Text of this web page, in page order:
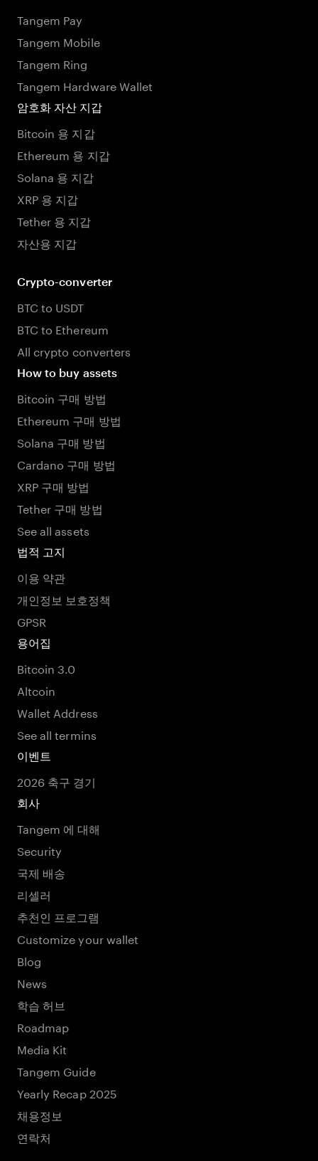
Tangem Pay
Tangem Mobile
Tangem Ring
Tangem Hardware Wallet
암호화 자산 지갑
Bitcoin 용 지갑
Ethereum 용 지갑
Solana 용 지갑
XRP 용 지갑
Tether 용 지갑
자산용 지갑
Crypto-converter
BTC to USDT
BTC to Ethereum
All crypto converters
How to buy assets
Bitcoin 구매 방법
Ethereum 구매 방법
Solana 구매 방법
Cardano 구매 방법
XRP 구매 방법
Tether 구매 방법
See all assets
법적 고지
이용 약관
개인정보 보호정책
GPSR
용어집
Bitcoin 3.0
Altcoin
Wallet Address
See all termins
이벤트
2026 축구 경기
회사
Tangem 에 대해
Security
국제 배송
리셀러
추천인 프로그램
Customize your wallet
Blog
News
학습 허브
Roadmap
Media Kit
Tangem Guide
Yearly Recap 2025
채용정보
연락처